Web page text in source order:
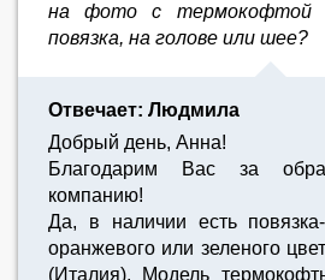
на фото с термокофтой
повязка, на голове или шее?
Отвечает: Людмила
Добрый день, Анна!
Благодарим Вас за
компанию!
Да, в наличии есть
оранжевого или зеленого
(Италия). Модель